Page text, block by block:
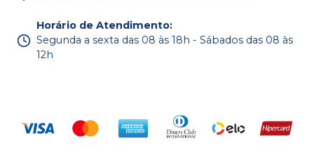
Horário de Atendimento:
Segunda a sexta das 08 às 18h - Sábados das 08 às
12h